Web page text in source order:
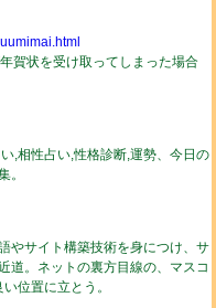
賀状を受け取ってしまった場合
,相性占い,性格診断,運勢、今日の
。
やサイト構築技術を身につけ、サ
道。ネットの裏方目線の、マスコ
位置に立とう。